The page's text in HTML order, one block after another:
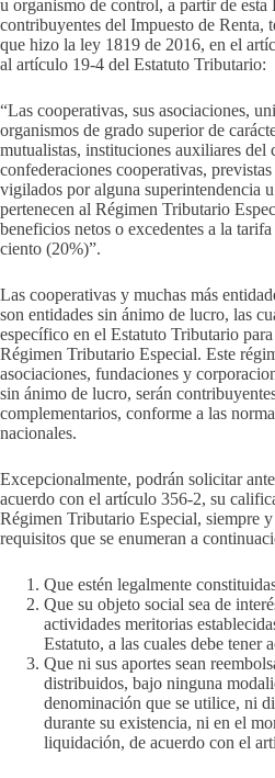
u organismo de control, a partir de esta
contribuyentes del Impuesto de Renta,
que hizo la ley 1819 de 2016, en el
al artículo 19-4 del Estatuto Tributario:
“Las cooperativas, sus asociaciones,
organismos de grado superior de
mutualistas, instituciones auxiliares del
confederaciones cooperativas,
vigilados por alguna superintendencia
pertenecen al Régimen Tributario
beneficios netos o excedentes a la
ciento (20%)”.
Las cooperativas y muchas más
son entidades sin ánimo de lucro, las
específico en el Estatuto Tributario
Régimen Tributario Especial. Este
asociaciones, fundaciones y
sin ánimo de lucro, serán
complementarios, conforme a las
nacionales.
Excepcionalmente, podrán solicitar
acuerdo con el artículo 356-2, su
Régimen Tributario Especial, siempre
requisitos que se enumeran a
Que estén legalmente
Que su objeto social sea de
actividades meritorias
Estatuto, a las cuales debe tener
Que ni sus aportes sean
distribuidos, bajo ninguna
denominación que se utilice, ni
durante su existencia, ni en el
liquidación, de acuerdo con el